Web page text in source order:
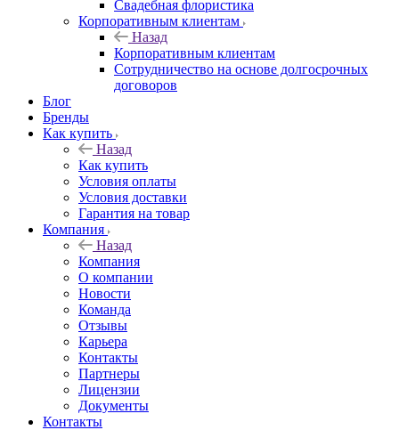
Свадебная флористика
Корпоративным клиентам
Назад
Корпоративным клиентам
Сотрудничество на основе долгосрочных
договоров
Блог
Бренды
Как купить
Назад
Как купить
Условия оплаты
Условия доставки
Гарантия на товар
Компания
Назад
Компания
О компании
Новости
Команда
Отзывы
Карьера
Контакты
Партнеры
Лицензии
Документы
Контакты